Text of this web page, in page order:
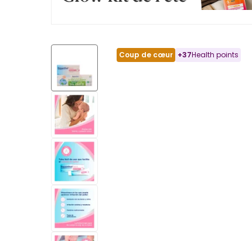
Coup de cœur +37Health points